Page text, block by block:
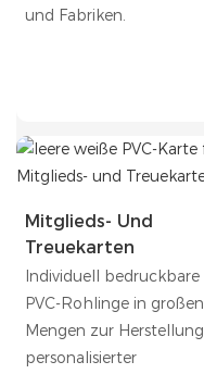
und Fabriken.
Mitglieds- Und
Treuekarten
Individuell bedruckbare
PVC-Rohlinge in großen
Mengen zur Herstellung
personalisierter